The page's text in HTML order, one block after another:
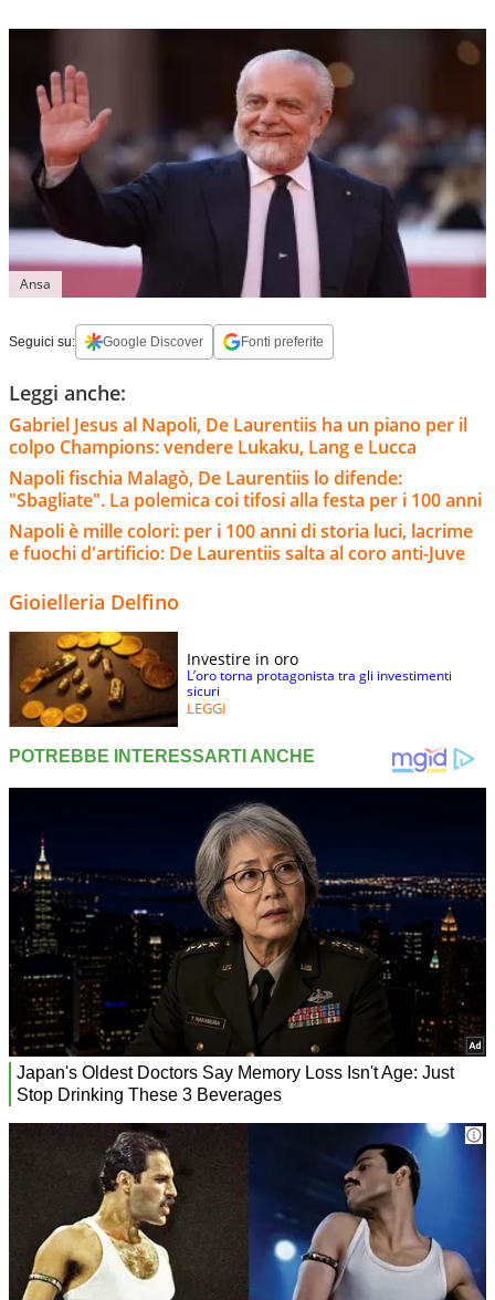
Ansa
Seguici su: Google Discover Fonti preferite
Leggi anche:
Gabriel Jesus al Napoli, De Laurentiis ha un piano per il
colpo Champions: vendere Lukaku, Lang e Lucca
Napoli fischia Malagò, De Laurentiis lo difende:
"Sbagliate". La polemica coi tifosi alla festa per i 100 anni
Napoli è mille colori: per i 100 anni di storia luci, lacrime
e fuochi d'artificio: De Laurentiis salta al coro anti-Juve
Gioielleria Delfino
Investire in oro
L’oro torna protagonista tra gli investimenti
sicuri
LEGGI